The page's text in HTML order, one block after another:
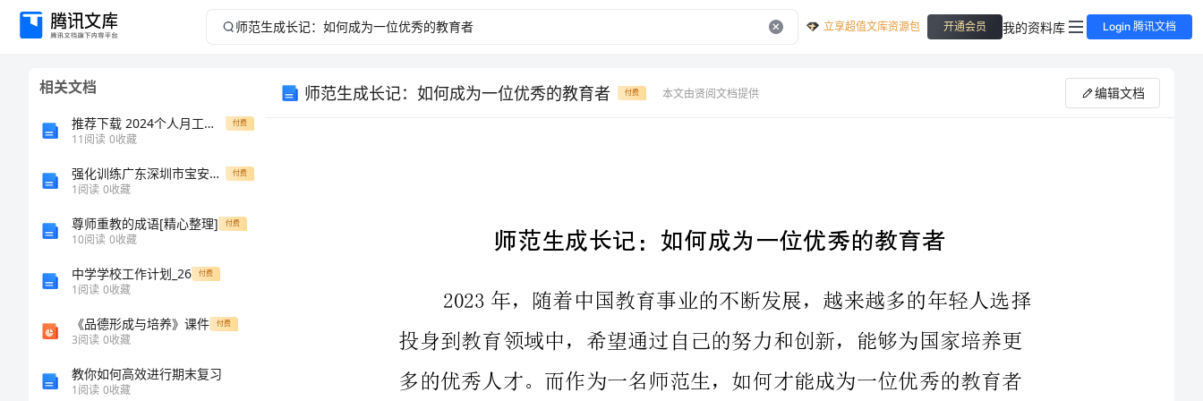
师
记：
立享超值文库资源包 开通会员 我的资料库 Login 腾讯文档
相关文档
推荐下载 2024个人月工作计划表格模板 付费
11阅读 0收藏
强化训练广东深圳市宝安中学物理八年级下册从粒子到宇宙定向训练试卷（含答案详解） 付费
1阅读 0收藏
尊师重教的成语[精心整理] 付费
10阅读 0收藏
中学学校工作计划_26 付费
1阅读 0收藏
《品德形成与培养》课件 付费
3阅读 0收藏
教你如何高效进行期末复习
1阅读 0收藏
师范生成长记：如何成为一位优秀的教育者 付费 本文由贤阅文档提供 编辑文档
2023年，随着中国教育事业的不断发展，越来越多的年轻人选择
多的优秀人才。而作为一名师范生，如何才能成为一位优秀的教育者
首先，一名优秀的教育者需要具备一定的学科素养和知识储备。